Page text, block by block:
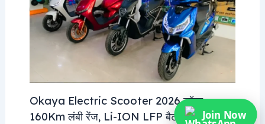
Okaya Electric Scooter 2026 लॉन्च –
160Km लंबी रेंज, Li-ION LFP बैटरी और Join Now